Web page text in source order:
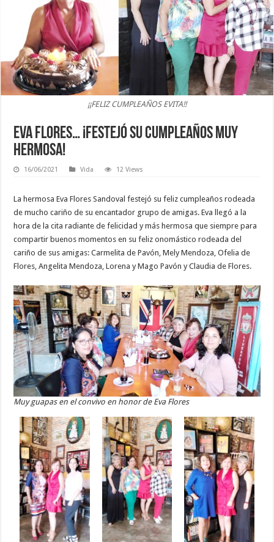
¡¡FELIZ CUMPLEAÑOS EVITA!!
EVA FLORES… ¡Festejó su cumpleaños muy
hermosa!
16/06/2021 Vida 12 Views
La hermosa Eva Flores Sandoval festejó su feliz cumpleaños rodeada
de mucho cariño de su encantador grupo de amigas. Eva llegó a la
hora de la cita radiante de felicidad y más hermosa que siempre para
compartir buenos momentos en su feliz onomástico rodeada del
cariño de sus amigas: Carmelita de Pavón, Mely Mendoza, Ofelia de
Flores, Angelita Mendoza, Lorena y Mago Pavón y Claudia de Flores.
Muy guapas en el convivo en honor de Eva Flores